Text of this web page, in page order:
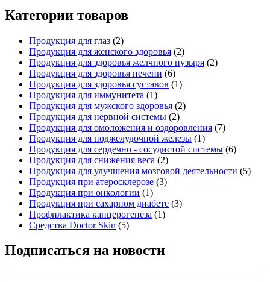
Категории товаров
Продукция для глаз (2)
Продукция для женского здоровья (2)
Продукция для здоровья желчного пузыря (2)
Продукция для здоровья печени (6)
Продукция для здоровья суставов (1)
Продукция для иммунитета (1)
Продукция для мужского здоровья (2)
Продукция для нервной системы (2)
Продукция для омоложения и оздоровления (7)
Продукция для поджелудочной железы (1)
Продукция для сердечно - сосудистой системы (6)
Продукция для снижения веса (2)
Продукция для улучшения мозговой деятельности (5)
Продукция при атеросклерозе (3)
Продукция при онкологии (1)
Продукция при сахарном диабете (3)
Профилактика канцерогенеза (1)
Средства Doctor Skin (5)
Подписаться на новости